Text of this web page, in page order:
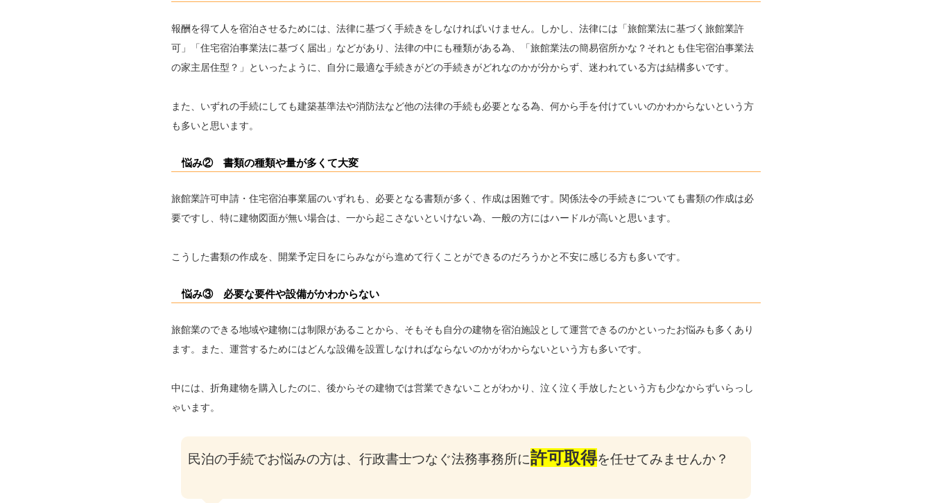
報酬を得て人を宿泊させるためには、法律に基づく手続きをしなければいけません。しかし、法律には「旅館業法に基づく旅館業許
可」「住宅宿泊事業法に基づく届出」などがあり、法律の中にも種類がある為、「旅館業法の簡易宿所かな？それとも住宅宿泊事業法
の家主居住型？」といったように、自分に最適な手続きがどの手続きがどれなのかが分からず、迷われている方は結構多いです。
また、いずれの手続にしても建築基準法や消防法など他の法律の手続も必要となる為、何から手を付けていいのかわからないという方
も多いと思います。
悩み② 書類の種類や量が多くて大変
旅館業許可申請・住宅宿泊事業届のいずれも、必要となる書類が多く、作成は困難です。関係法令の手続きについても書類の作成は必
要ですし、特に建物図面が無い場合は、一から起こさないといけない為、一般の方にはハードルが高いと思います。
こうした書類の作成を、開業予定日をにらみながら進めて行くことができるのだろうかと不安に感じる方も多いです。
悩み③ 必要な要件や設備がかわからない
旅館業のできる地域や建物には制限があることから、そもそも自分の建物を宿泊施設として運営できるのかといったお悩みも多くあり
ます。また、運営するためにはどんな設備を設置しなければならないのかがわからないという方も多いです。
中には、折角建物を購入したのに、後からその建物では営業できないことがわかり、泣く泣く手放したという方も少なからずいらっし
ゃいます。
民泊の手続でお悩みの方は、行政書士つなぐ法務事務所に許可取得を任せてみませんか？